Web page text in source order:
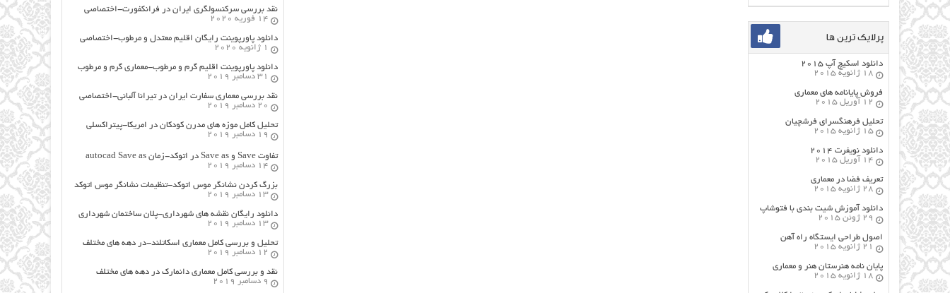
پرلایک ترین ها
دانلود اسکیچ آپ ۲۰۱۵
18 ژانویه 2015
فروش پایانامه های معماری
12 آوریل 2015
تحلیل فرهنگسرای فرشچیان
15 ژانویه 2015
دانلود نویفرت ۲۰۱۴
14 آوریل 2015
تعریف فضا در معماری
28 ژانویه 2015
دانلود آموزش شیت بندی با فتوشاپ
29 ژوئن 2015
اصول طراحي ایستگاه راه آهن
21 ژانویه 2015
پایان نامه هنرستان هنر و معماري
18 ژانویه 2015
نقد بررسی سرکنسولگری ایران در فرانکفورت-اختصاصی
14 فوریه 2020
دانلود پاورپوینت رایگان اقلیم معتدل و مرطوب-اختصاصی
1 ژانویه 2020
دانلود پاورپوینت اقلیم گرم و مرطوب-معماری گرم و مرطوب
31 دسامبر 2019
نقد بررسی معماری سفارت ایران در تیرانا آلبانی-اختصاصی
20 دسامبر 2019
تحلیل کامل موزه های مدرن کودکان در امریکا-پیتراکسلی
19 دسامبر 2019
تفاوت Save و Save as در اتوکد-زمان autocad Save as
14 دسامبر 2019
بزرگ کردن نشانگر موس اتوکد-تنظیمات نشانگر موس اتوکد
13 دسامبر 2019
دانلود رایگان نقشه های شهرداری-پلان ساختمان شهرداری
13 دسامبر 2019
تحلیل و بررسی کامل معماری اسکاتلند-در دهه های مختلف
12 دسامبر 2019
نقد و بررسی کامل معماری دانمارک در دهه های مختلف
9 دسامبر 2019